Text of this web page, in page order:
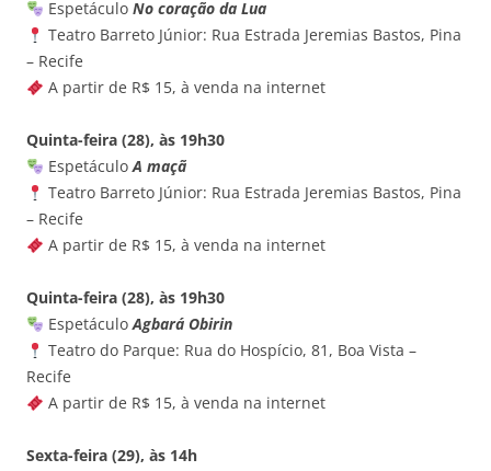
Espetáculo No coração da Lua
Teatro Barreto Júnior: Rua Estrada Jeremias Bastos, Pina
– Recife
A partir de R$ 15, à venda na internet
Quinta-feira (28), às 19h30
EspetáculoA maçã
Teatro Barreto Júnior: Rua Estrada Jeremias Bastos, Pina
– Recife
A partir de R$ 15, à venda na internet
Quinta-feira (28), às 19h30
EspetáculoAgbará Obirin
Teatro do Parque: Rua do Hospício, 81, Boa Vista –
Recife
A partir de R$ 15, à venda na internet
Sexta-feira (29), às 14h